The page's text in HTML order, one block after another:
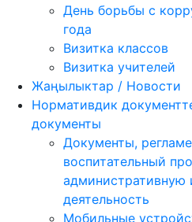
День борьбы с
года
Визитка классов
Визитка учителей
Жаңылыктар / Новости
Нормативдик
документы
Документы,
воспитательный
административную
деятельность
Мобильные